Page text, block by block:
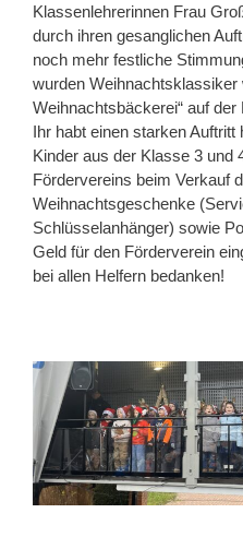
Klassenlehrerinnen Frau
durch ihren gesanglichen
noch mehr festliche
wurden Weihnachtsklassiker
Weihnachtsbäckerei“ auf
Ihr habt einen starken
Kinder aus der Klasse 3 und
Fördervereins beim Verkauf
Weihnachtsgeschenke
Schlüsselanhänger) sowie
Geld für den Förderverein
bei allen Helfern bedanken!